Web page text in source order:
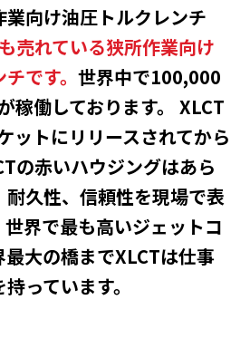
業向け油圧トルクレンチ
売れている狭所作業向け
です。 世界中で100,000
稼働しております。 XLCT
ットにリリースされてから
の赤いハウジングはあら
耐久性、信頼性を現場で表
界で最も高いジェットコ
大の橋までXLCTは仕事
っています。